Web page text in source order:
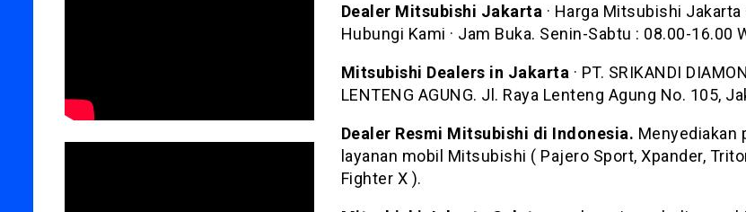
Dealer Mitsubishi Jakarta · Harga Mitsubishi Jakarta
Hubungi Kami · Jam Buka. Senin-Sabtu : 08.00-16.00
Mitsubishi Dealers in Jakarta · PT. SRIKANDI
LENTENG AGUNG. Jl. Raya Lenteng Agung No. 105,
Dealer Resmi Mitsubishi di Indonesia. Menyediakan
layanan mobil Mitsubishi ( Pajero Sport, Xpander,
Fighter X ).